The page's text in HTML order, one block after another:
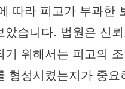
따라 피고가 부과한
았습니다. 법원은 신
기 위해서는 피고의
형성시켰는지가 중요